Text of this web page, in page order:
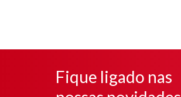
Fique ligado nas